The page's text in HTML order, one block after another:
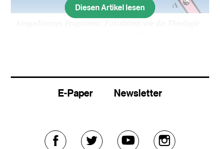
Hochschule der Schweiz Fakten geschaffen. 45
einsparen – mit direktem Durchschlag auf den
Diesen Artikel lesen
E-Paper Newsletter